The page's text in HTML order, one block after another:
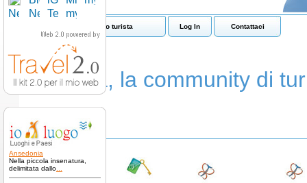
Ansedonia
Nella piccola insenatura,
delimitata dallo
Come funziona io turista Log In Contattaci
io turista, la community di